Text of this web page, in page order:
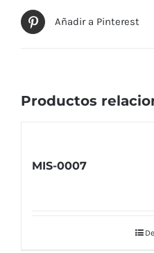
Añadir a Pinterest
Productos
MIS-0007